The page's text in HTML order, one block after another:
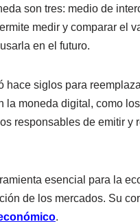
son tres: medio de
medir y comparar el
en el futuro.
hace siglos para
la moneda digital, como
responsables de emitir y
esencial para la
de los mercados. Su
.